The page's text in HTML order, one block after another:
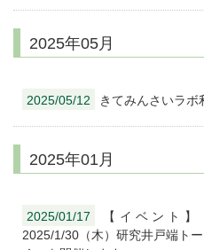
2025年05月
2025/05/12 きてみんさいラボ
2025年01月
2025/01/17
【イベント】
2025/1/30（木）研究井戸端ト